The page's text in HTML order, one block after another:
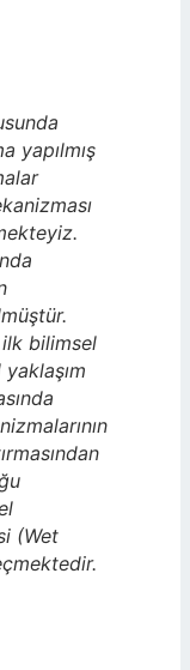
yapılmış
bilimsel
(Wet